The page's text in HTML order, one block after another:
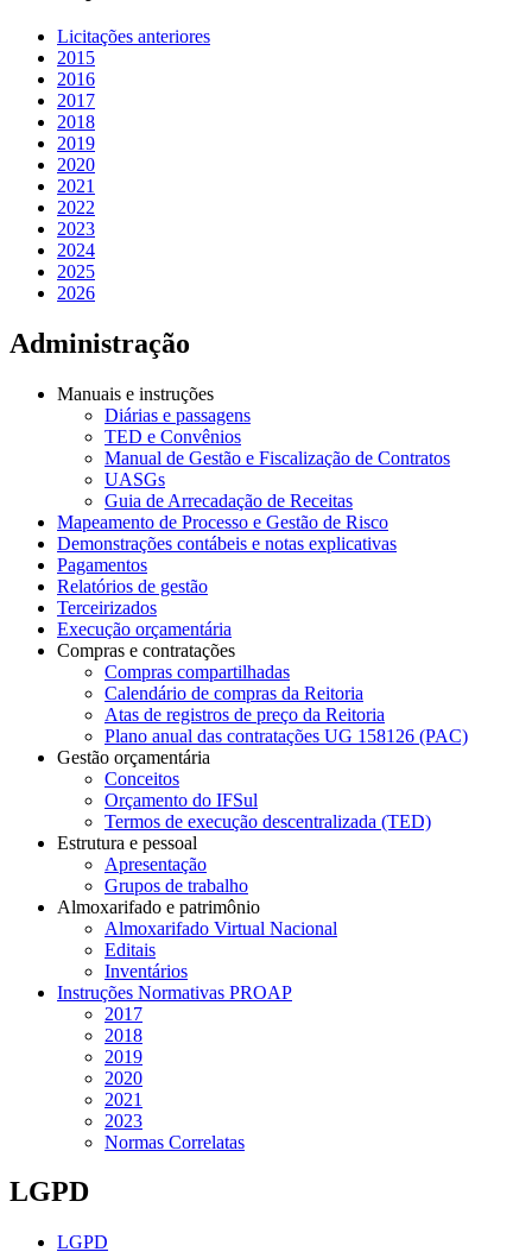
Licitações anteriores
2015
2016
2017
2018
2019
2020
2021
2022
2023
2024
2025
2026
Administração
Manuais e instruções
Diárias e passagens
TED e Convênios
Manual de Gestão e Fiscalização de Contratos
UASGs
Guia de Arrecadação de Receitas
Mapeamento de Processo e Gestão de Risco
Demonstrações contábeis e notas explicativas
Pagamentos
Relatórios de gestão
Terceirizados
Execução orçamentária
Compras e contratações
Compras compartilhadas
Calendário de compras da Reitoria
Atas de registros de preço da Reitoria
Plano anual das contratações UG 158126 (PAC)
Gestão orçamentária
Conceitos
Orçamento do IFSul
Termos de execução descentralizada (TED)
Estrutura e pessoal
Apresentação
Grupos de trabalho
Almoxarifado e patrimônio
Almoxarifado Virtual Nacional
Editais
Inventários
Instruções Normativas PROAP
2017
2018
2019
2020
2021
2023
Normas Correlatas
LGPD
LGPD